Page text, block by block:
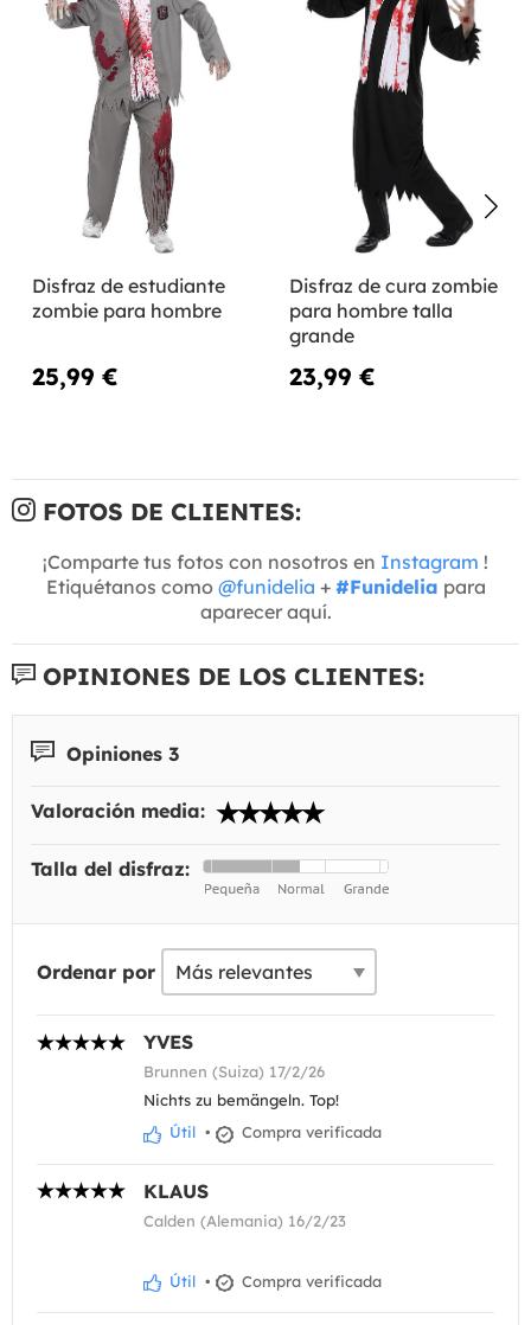
Disfraz de estudiante
zombie para hombre
25,99 €
Disfraz de cura zombie
para hombre talla
grande
23,99 €
FOTOS DE CLIENTES:
¡Comparte tus fotos con nosotros en Instagram !
Etiquétanos como @funidelia + #Funidelia para
aparecer aquí.
OPINIONES DE LOS CLIENTES:
Opiniones 3
Valoración media:
Talla del disfraz:
Ordenar por
YVES
Brunnen (Suiza) 17/2/26
Nichts zu bemängeln. Top!
Útil • Compra verificada
KLAUS
Calden (Alemania) 16/2/23
Útil • Compra verificada